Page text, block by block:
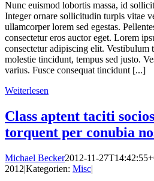
Nunc euismod lobortis massa, id
Integer ornare sollicitudin turpis vitae
ullamcorper lorem sed egestas.
consectetur eros auctor eget. Lorem
consectetur adipiscing elit. Vestibulum
molestie tincidunt, tempus sed justo.
varius. Fusce consequat tincidunt [...]
Weiterlesen
Class aptent taciti
torquent per conubia
Michael Becker2012-11-
2012|Kategorien: Misc|